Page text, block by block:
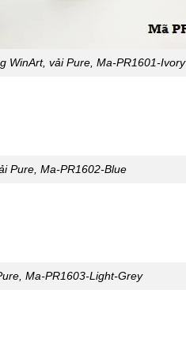
WinArt, vải Pure, Ma-PR1601-Ivory
Pure, Ma-PR1602-Blue
Ma-PR1603-Light-Grey